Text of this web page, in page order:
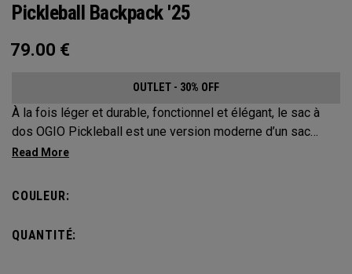
Pickleball Backpack '25
79.00 €
OUTLET - 30% OFF
À la fois léger et durable, fonctionnel et élégant, le sac à
dos OGIO Pickleball est une version moderne d’un sac
classique. Ce sac à dos extrêmement confortable protège
s’accroche à la clôture du terrain pour accéder facilement à
COULEUR:
QUANTITÉ: